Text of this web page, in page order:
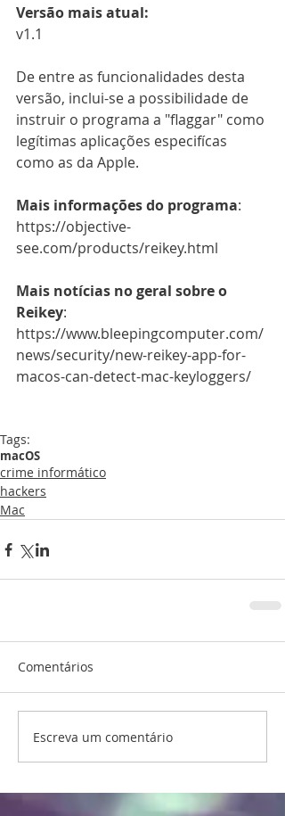
Versão mais atual:
v1.1
De entre as funcionalidades desta
versão, inclui-se a possibilidade de
instruir o programa a "flaggar" como
legítimas aplicações especifícas
como as da Apple.
Mais informações do programa:
https://objective-
see.com/products/reikey.html
Mais notícias no geral sobre o
Reikey:
https://www.bleepingcomputer.com/
news/security/new-reikey-app-for-
macos-can-detect-mac-keyloggers/
Tags:
macOS
crime informático
hackers
Mac
Comentários
Escreva um comentário